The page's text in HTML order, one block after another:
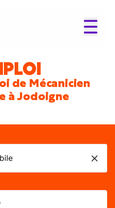
de Mécanicien
à Jodoigne